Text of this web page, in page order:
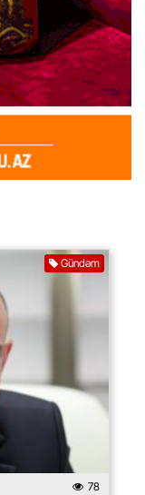
Gündəm
78